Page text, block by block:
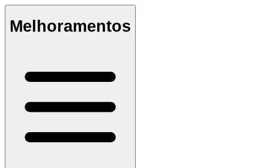
Melhoramentos